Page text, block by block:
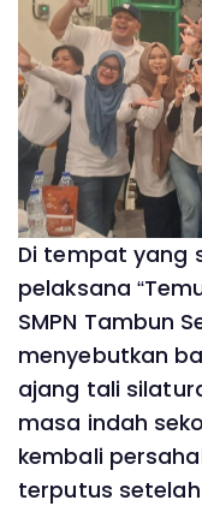
Di tempat yang
pelaksana
SMPN Tambun
menyebutkan
ajang tali
masa indah
kembali
terputus